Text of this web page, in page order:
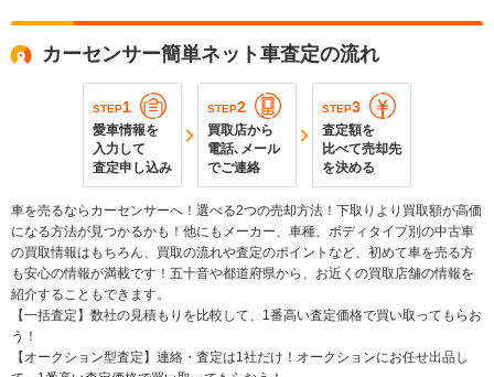
カーセンサー簡単ネット車査定の流れ
STEP1
愛車情報を
入力して
査定申し込み
STEP2
買取店から
電話､メール
でご連絡
STEP3
査定額を
比べて売却先
を決める
車を売るならカーセンサーへ！選べる2つの売却方法！下取りより買取額が高価
になる方法が見つかるかも！他にもメーカー、車種、ボディタイプ別の中古車
の買取情報はもちろん、買取の流れや査定のポイントなど、初めて車を売る方
も安心の情報が満載です！五十音や都道府県から、お近くの買取店舗の情報を
紹介することもできます。
【一括査定】数社の見積もりを比較して、1番高い査定価格で買い取ってもらお
う！
【オークション型査定】連絡・査定は1社だけ！オークションにお任せ出品し